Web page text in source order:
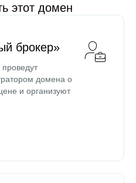
этот домен
брокер»
домена о
и организуют